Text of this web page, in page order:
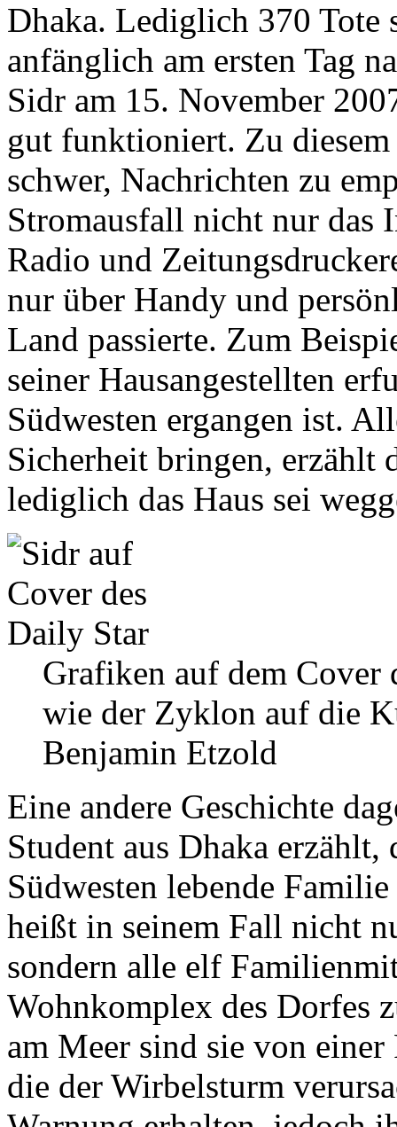
Dhaka. Lediglich 370 Tote
anfänglich am ersten Tag
Sidr am 15. November
gut funktioniert. Zu
schwer, Nachrichten zu
Stromausfall nicht nur das
Radio und
nur über Handy und
Land passierte. Zum
seiner Hausangestellten
Südwesten ergangen ist.
Sicherheit bringen, erzählt
lediglich das Haus sei
Grafiken auf dem
wie der Zyklon auf die
Benjamin Etzold
Eine andere Geschichte
Student aus Dhaka erzählt,
Südwesten lebende
heißt in seinem Fall nicht
sondern alle elf
Wohnkomplex des Dorfes
am Meer sind sie von
die der Wirbelsturm